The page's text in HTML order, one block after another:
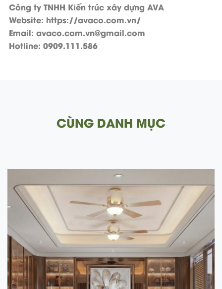
Công ty TNHH Kiến trúc xây dựng AVA
Website: https://avaco.com.vn/
Email: avaco.com.vn@gmail.com
Hotline: 0909.111.586
CÙNG DANH MỤC